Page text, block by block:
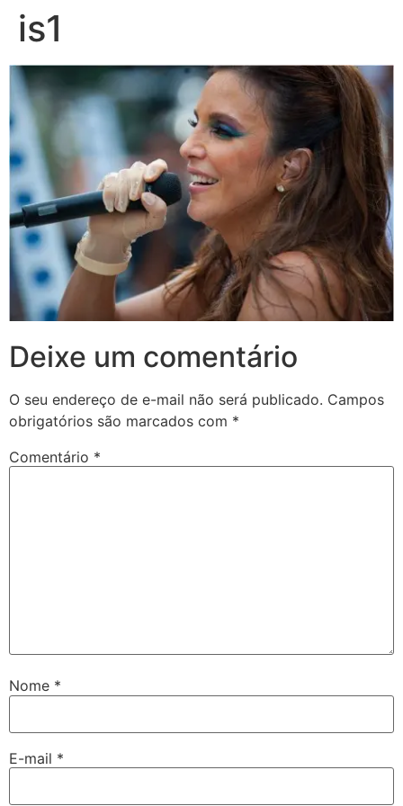
is1
Deixe um comentário
O seu endereço de e-mail não será publicado. Campos
obrigatórios são marcados com *
Comentário *
Nome *
E-mail *